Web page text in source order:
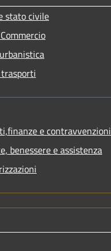
stato civile
e contravvenzioni
benessere e assistenza